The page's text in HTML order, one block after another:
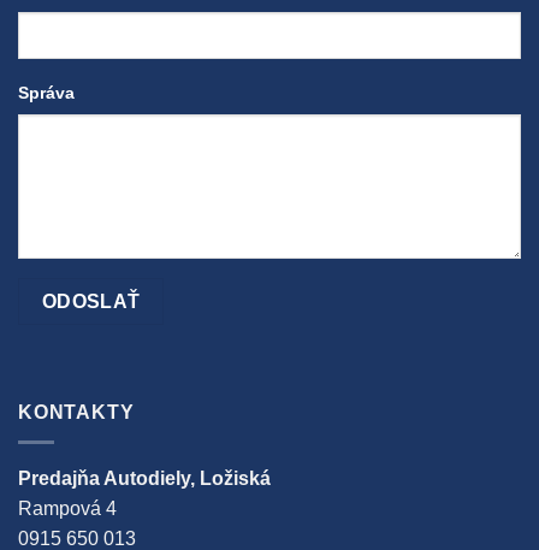
Správa
KONTAKTY
Predajňa Autodiely, Ložiská
Rampová 4
0915 650 013